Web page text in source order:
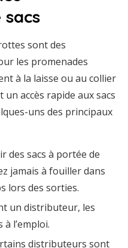
sont des
les promenades
à la laisse ou au collier
accès rapide aux sacs
uns des principaux
des sacs à portée de
jamais à fouiller dans
lors des sorties.
un distributeur, les
l’emploi.
distributeurs sont